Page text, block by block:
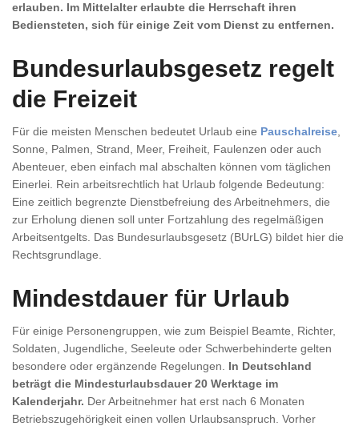
erlauben. Im Mittelalter erlaubte die Herrschaft ihren
Bediensteten, sich für einige Zeit vom Dienst zu entfernen.
Bundesurlaubsgesetz regelt
die Freizeit
Für die meisten Menschen bedeutet Urlaub eine Pauschalreise
Sonne, Palmen, Strand, Meer, Freiheit, Faulenzen oder auch
Abenteuer, eben einfach mal abschalten können vom täglichen
Einerlei. Rein arbeitsrechtlich hat Urlaub folgende Bedeutung:
Eine zeitlich begrenzte Dienstbefreiung des Arbeitnehmers, die
zur Erholung dienen soll unter Fortzahlung des regelmäßigen
Arbeitsentgelts. Das Bundesurlaubsgesetz (BUrLG) bildet hier die
Rechtsgrundlage.
Mindestdauer für Urlaub
Für einige Personengruppen, wie zum Beispiel Beamte, Richter,
Soldaten, Jugendliche, Seeleute oder Schwerbehinderte gelten
besondere oder ergänzende Regelungen. In Deutschland
beträgt die Mindesturlaubsdauer 20 Werktage im
Kalenderjahr. Der Arbeitnehmer hat erst nach 6 Monaten
Betriebszugehörigkeit einen vollen Urlaubsanspruch. Vorher